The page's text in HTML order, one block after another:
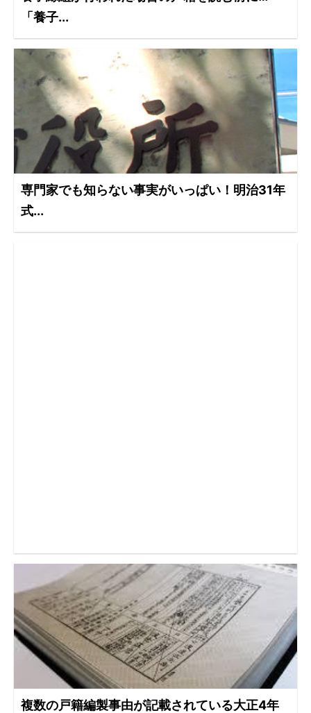
「養子...
専門家でも知らない事実がいっぱい！明治31年
式...
複数の戸籍編製事由が記載されている大正4年